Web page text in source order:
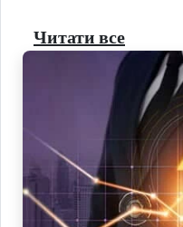
Читати все